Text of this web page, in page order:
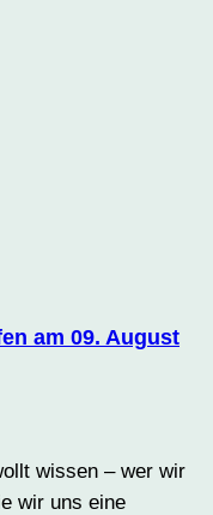
am 09. August
wissen – wer wir
wir uns eine